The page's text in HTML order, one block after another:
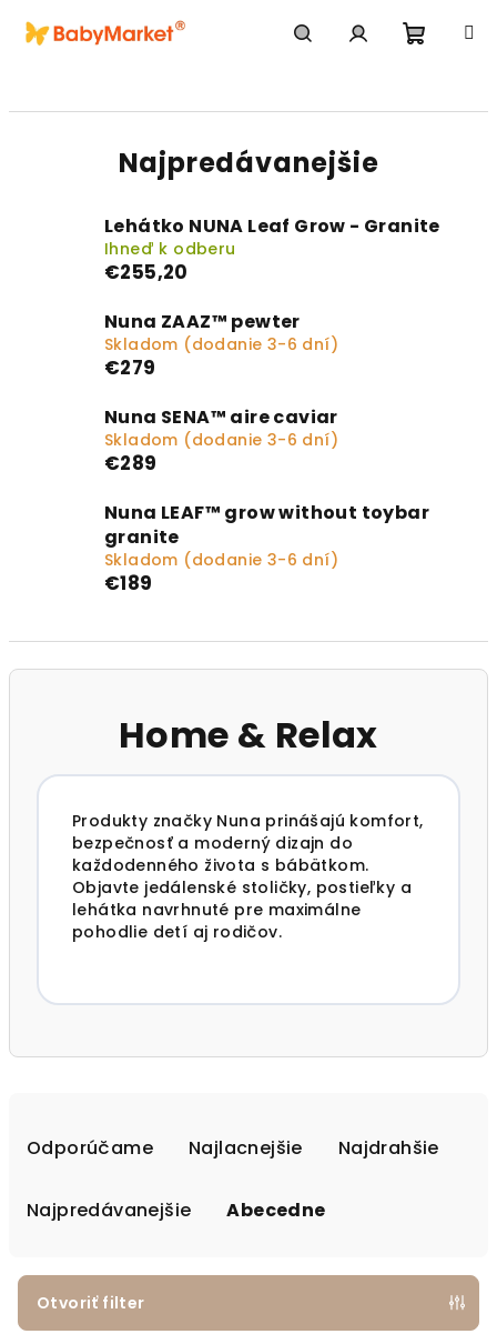
Najpredávanejšie
Lehátko NUNA Leaf Grow - Granite
Ihneď k odberu
€255,20
Nuna ZAAZ™ pewter
Skladom (dodanie 3-6 dní)
€279
Nuna SENA™ aire caviar
Skladom (dodanie 3-6 dní)
€289
Nuna LEAF™ grow without toybar
granite
Skladom (dodanie 3-6 dní)
€189
Home & Relax
Produkty značky Nuna prinášajú komfort,
bezpečnosť a moderný dizajn do
každodenného života s bábätkom.
Objavte jedálenské stoličky, postieľky a
lehátka navrhnuté pre maximálne
pohodlie detí aj rodičov.
Odporúčame Najlacnejšie Najdrahšie
Najpredávanejšie Abecedne
Otvoriť filter